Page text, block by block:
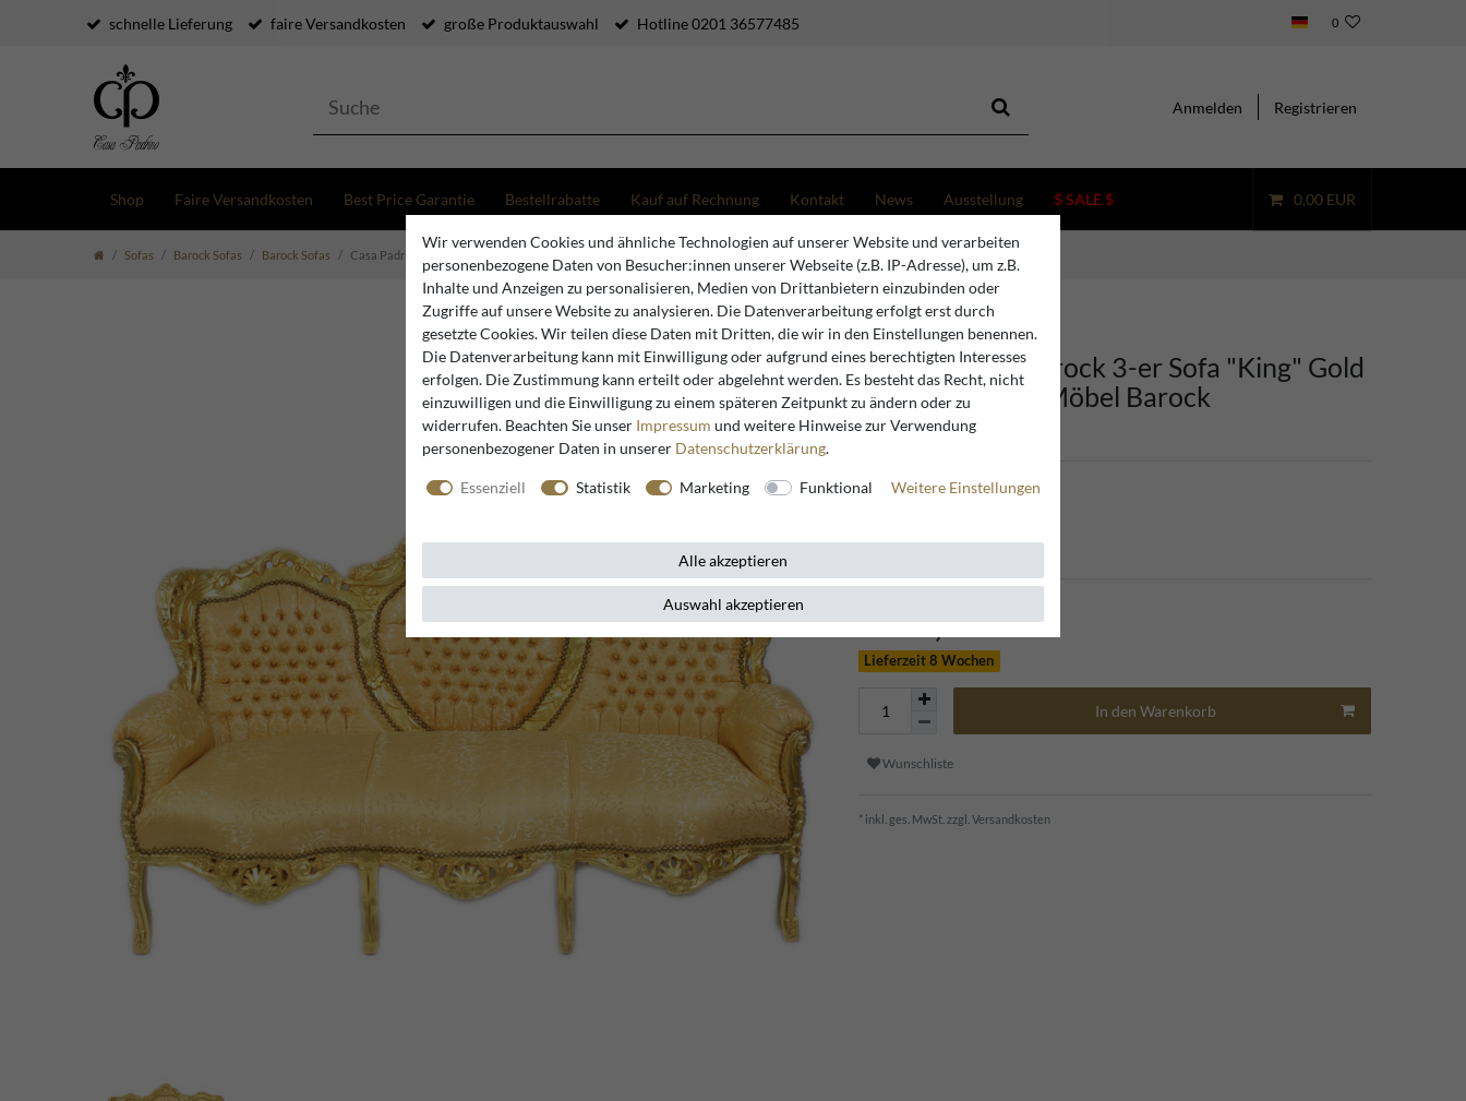
schnelle Lieferung faire Versandkosten große Produktauswahl Hotline 0201 36577485 0
Anmelden Registrieren
Shop Faire Versandkosten Best Price Garantie Bestellrabatte Kauf auf Rechnung Kontakt News Ausstellung $ SALE $ 0,00 EUR
Sofas Barock Sofas Barock Sofas Casa Padrino Barock 3-er Sofa "King" Gold Muster / Gold - Möbel Barock
Casa Padrino
Casa Padrino Barock 3-er Sofa "King" Gold
Muster / Gold - Möbel Barock
Artikelnummer99681
1.299,90 EUR
Lieferzeit 8 Wochen
In den Warenkorb
Wunschliste
* inkl. ges. MwSt. zzgl. Versandkosten
Wir verwenden Cookies und ähnliche Technologien auf unserer Website und verarbeiten
personenbezogene Daten von Besucher:innen unserer Webseite (z.B. IP-Adresse), um z.B.
Inhalte und Anzeigen zu personalisieren, Medien von Drittanbietern einzubinden oder
Zugriffe auf unsere Website zu analysieren. Die Datenverarbeitung erfolgt erst durch
gesetzte Cookies. Wir teilen diese Daten mit Dritten, die wir in den Einstellungen benennen.
Die Datenverarbeitung kann mit Einwilligung oder aufgrund eines berechtigten Interesses
erfolgen. Die Zustimmung kann erteilt oder abgelehnt werden. Es besteht das Recht, nicht
einzuwilligen und die Einwilligung zu einem späteren Zeitpunkt zu ändern oder zu
widerrufen. Beachten Sie unser Impressum und weitere Hinweise zur Verwendung
personenbezogener Daten in unserer Daten­schutz­erklärung.
Essenziell Statistik Marketing Funktional Weitere Einstellungen
Alle akzeptieren
Auswahl akzeptieren